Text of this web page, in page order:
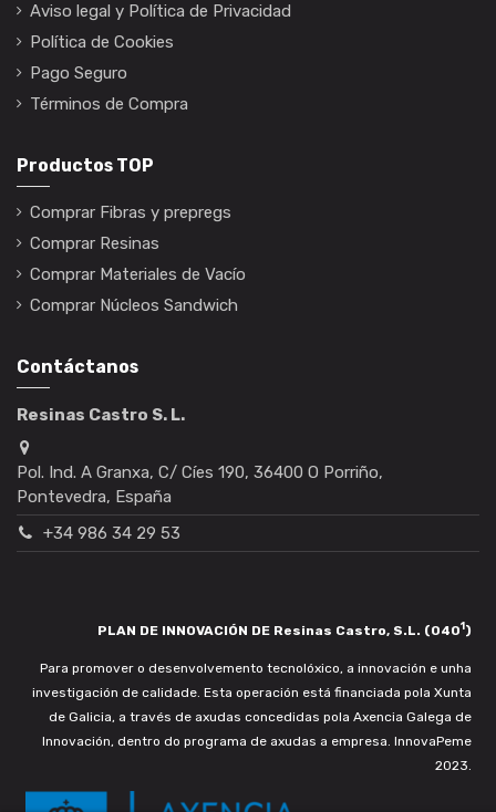
Aviso legal y Política de Privacidad
Política de Cookies
Pago Seguro
Términos de Compra
Productos TOP
Comprar Fibras y prepregs
Comprar Resinas
Comprar Materiales de Vacío
Comprar Núcleos Sandwich
Contáctanos
Resinas Castro S. L.
Pol. Ind. A Granxa, C/ Cíes 190, 36400 O Porriño,
Pontevedra, España
+34 986 34 29 53
PLAN DE INNOVACIÓN DE Resinas Castro, S.L. (0401)
Para promover o desenvolvemento tecnolóxico, a innovación e unha
investigación de calidade. Esta operación está financiada pola Xunta
de Galicia, a través de axudas concedidas pola Axencia Galega de
Innovación, dentro do programa de axudas a empresa. InnovaPeme
2023.